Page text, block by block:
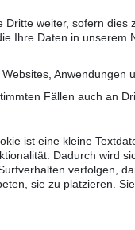
weiter, sofern
Ihre Daten in
Anwendungen
Fällen auch an
ist eine kleine
Dadurch wird
verfolgen,
sie zu platzieren.